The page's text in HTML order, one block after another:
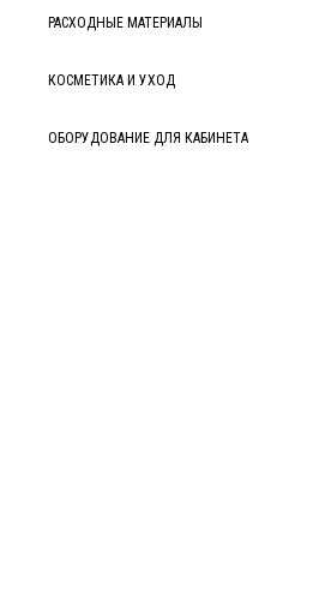
РАСХОДНЫЕ МАТЕРИАЛЫ
КОСМЕТИКА И УХОД
ОБОРУДОВАНИЕ ДЛЯ КАБИНЕТА